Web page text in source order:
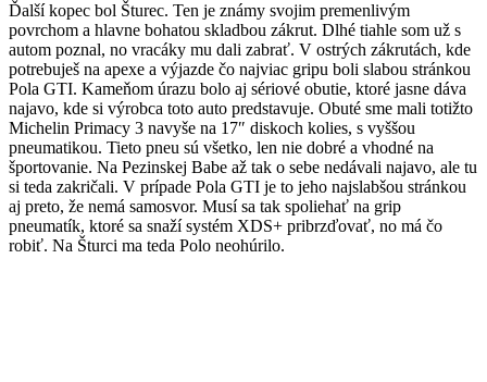
Ďalší kopec bol Šturec. Ten je známy svojim premenlivým
povrchom a hlavne bohatou skladbou zákrut. Dlhé tiahle som už s
autom poznal, no vracáky mu dali zabrať. V ostrých zákrutách, kde
potrebuješ na apexe a výjazde čo najviac gripu boli slabou stránkou
Pola GTI. Kameňom úrazu bolo aj sériové obutie, ktoré jasne dáva
najavo, kde si výrobca toto auto predstavuje. Obuté sme mali totižto
Michelin Primacy 3 navyše na 17″ diskoch kolies, s vyššou
pneumatikou. Tieto pneu sú všetko, len nie dobré a vhodné na
športovanie. Na Pezinskej Babe až tak o sebe nedávali najavo, ale tu
si teda zakričali. V prípade Pola GTI je to jeho najslabšou stránkou
aj preto, že nemá samosvor. Musí sa tak spoliehať na grip
pneumatík, ktoré sa snaží systém XDS+ pribrzďovať, no má čo
robiť. Na Šturci ma teda Polo neohúrilo.